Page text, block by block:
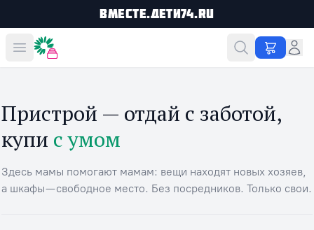
Вместе.Дети74.ru
Вместе дешевле
Пристрой — отдай с заботой,
купи с умом
Здесь мамы помогают мамам: вещи находят новых хозяев,
а шкафы — свободное место. Без посредников. Только свои.